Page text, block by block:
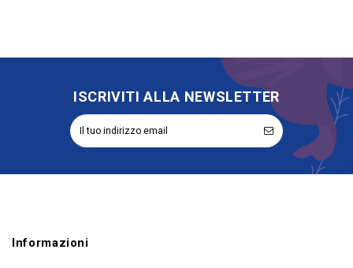
Tipologia palloncini Numeri
Riordinabile No
ISCRIVITI ALLA NEWSLETTER
Informazioni